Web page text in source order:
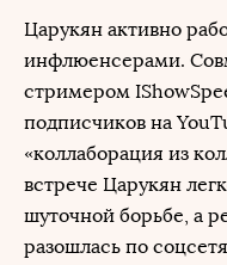
Царукян активно
инфлюенсерами.
стримером
подписчиков на
«коллаборация из
встрече Царукян
шуточной борьбе, а
разошлась по